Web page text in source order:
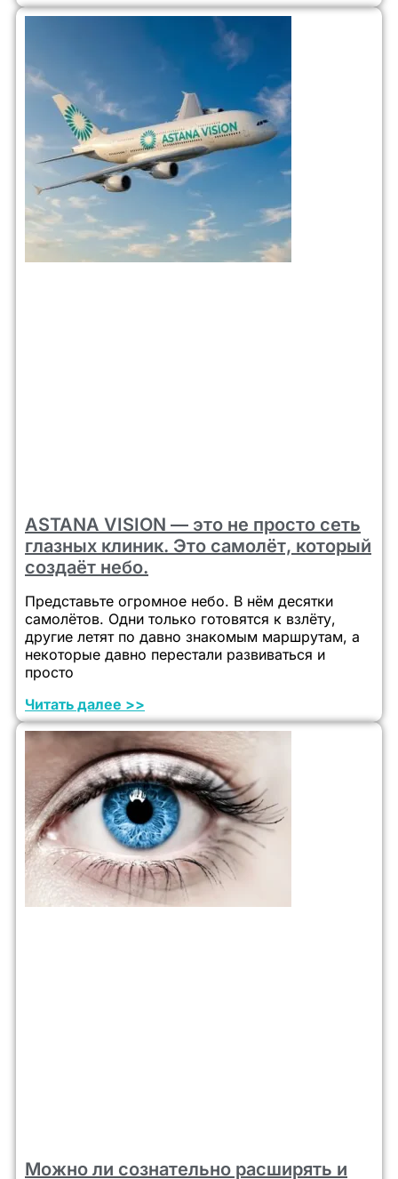
ASTANA VISION — это не просто сеть
глазных клиник. Это самолёт, который
создаёт небо.
Представьте огромное небо. В нём десятки
самолётов. Одни только готовятся к взлёту,
другие летят по давно знакомым маршрутам, а
некоторые давно перестали развиваться и
просто
Читать далее >>
Можно ли сознательно расширять и